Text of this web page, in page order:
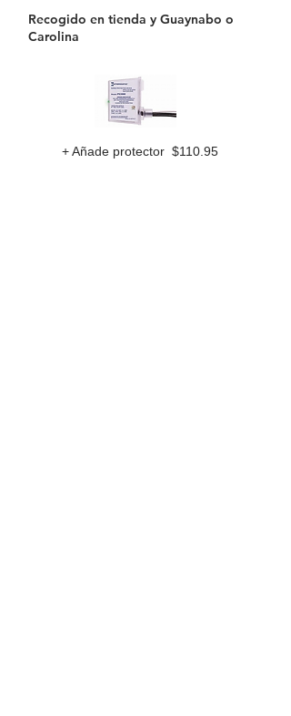
Recogido en tienda y Guaynabo o
Carolina
+ Añade protector $110.95